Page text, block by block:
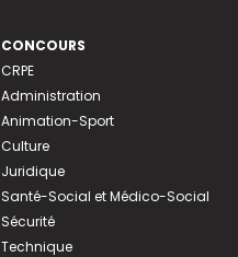
CONCOURS
CRPE
Administration
Animation-Sport
Culture
Juridique
Santé-Social et Médico-Social
Sécurité
Technique